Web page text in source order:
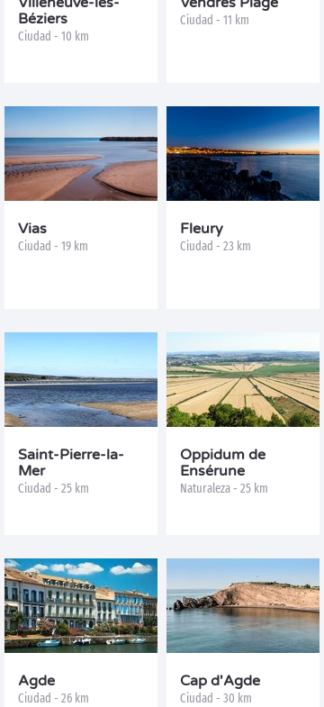
Béziers
Ciudad - 10 km
Ciudad - 11 km
Vias
Ciudad - 19 km
Fleury
Ciudad - 23 km
Saint-Pierre-la-
Mer
Ciudad - 25 km
Oppidum de
Ensérune
Naturaleza - 25 km
Agde
Ciudad - 26 km
Cap d'Agde
Ciudad - 30 km